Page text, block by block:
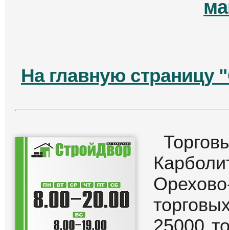
На главную страницу
25000